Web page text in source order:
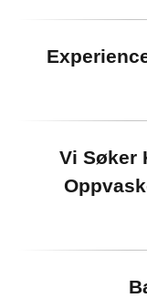
Vi Søker